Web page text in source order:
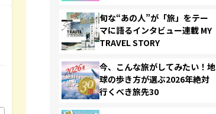
旬な“あの人”が「旅」をテー
マに語るインタビュー連載 MY
TRAVEL STORY
今、こんな旅がしてみたい！地
球の歩き方が選ぶ2026年絶対
行くべき旅先30